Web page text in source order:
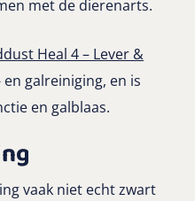
met de dierenarts.
Heal 4 – Lever &
galreiniging, en is
en galblaas.
vaak niet echt zwart